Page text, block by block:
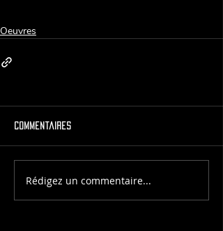
Oeuvres
Commentaires
Rédigez un commentaire...